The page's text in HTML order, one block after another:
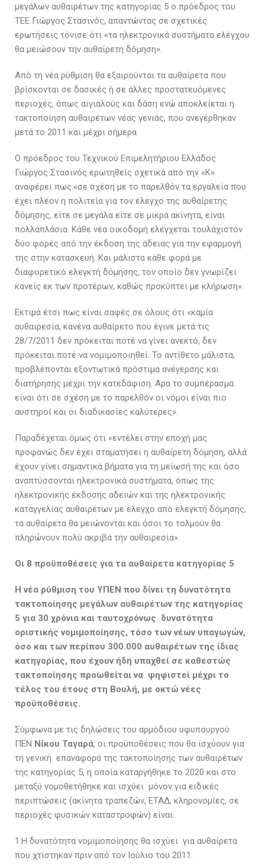
μεγάλων αυθαιρέτων της κατηγορίας 5 ο πρόεδρος του
ΤΕΕ Γιώργος Στασινός, απαντώντας σε σχετικές
ερωτήσεις τόνισε ότι «τα ηλεκτρονικά συστήματα ελέγχου
θα μειώσουν την αυθαίρετη δόμηση».
Από τη νέα ρύθμιση θα εξαιρούνται τα αυθαίρετα που
βρίσκονται σε δασικές ή σε άλλες προστατευόμενες
περιοχές, όπως αιγιαλούς και δάση ενώ αποκλείεται η
τακτοποίηση αυθαιρέτων νέας γενιάς, που ανεγέρθηκαν
μετά το 2011 και μέχρι σήμερα.
Ο πρόεδρος του Τεχνικού Επιμελητήριου Ελλάδος
Γιώργος Στασινός ερωτηθείς σχετικά από την «Κ»
αναφέρει πως:«σε σχέση με το παρελθόν τα εργαλεία που
έχει πλέον η πολιτεία για τον έλεγχο της αυθαίρετης
δόμησης, είτε σε μεγάλα είτε σε μικρά ακίνητα, είναι
πολλαπλάσια. Κάθε νέα οικοδομή ελέγχεται τουλάχιστον
δύο φορές από την έκδοση της άδειας για την εφαρμογή
της στην κατασκευή. Και μάλιστα κάθε φορά με
διαφορετικό ελεγκτή δόμησης, τον οποίο δεν γνωρίζει
κανείς εκ των προτέρων, καθώς προκύπτει με κλήρωση».
Εκτιμά έτσι πως είναι σαφές σε όλους ότι «καμία
αυθαιρεσία, κανένα αυθαίρετο που έγινε μετά τις
28/7/2011 δεν πρόκειται ποτέ να γίνει ανεκτό, δεν
πρόκειται ποτέ να νομιμοποιηθεί. Το αντίθετο μάλιστα,
προβλέπονται εξοντωτικά πρόστιμα ανέγερσης και
διατήρησης μέχρι την κατεδάφιση. Αρα το συμπέρασμα
είναι ότι σε σχέση με το παρελθόν οι νόμοι είναι πιο
αυστηροί και οι διαδικασίες καλύτερες».
Παραδέχεται όμως ότι «εντέλει στην εποχή μας
προφανώς δεν έχει σταματήσει η αυθαίρετη δόμηση, αλλά
έχουν γίνει σημαντικά βήματα για τη μείωσή της και όσο
αναπτύσσονται ηλεκτρονικά συστήματα, όπως της
ηλεκτρονικής έκδοσης αδειών και της ηλεκτρονικής
καταγγελίας αυθαιρέτων με έλεγχο από ελεγκτή δόμησης,
τα αυθαίρετα θα μειώνονται και όσοι το τολμούν θα
πληρώνουν πολύ ακριβά την αυθαιρεσία».
Οι 8 προϋποθέσεις για τα αυθαίρετα κατηγορίας 5
Η νέα ρύθμιση του ΥΠΕΝ που δίνει τη δυνατότητα
τακτοποίησης μεγάλων αυθαιρέτων της κατηγορίας
5 για 30 χρόνια και ταυτοχρόνως δυνατότητα
οριστικής νομιμοποίησης, τόσο των νέων υπαγωγών,
όσο και των περίπου 300.000 αυθαιρέτων της ίδιας
κατηγορίας, που έχουν ήδη υπαχθεί σε καθεστώς
τακτοποίησης προωθείται να ψηφιστεί μέχρι το
τέλος του έτους στη Βουλή, με οκτώ νέες
προϋποθέσεις.
Σύμφωνα με τις δηλώσεις του αρμόδιου υφυπουργού
ΠΕΝ Νίκου Ταγαρά, οι προϋποθέσεις που θα ισχύουν για
τη γενική επαναφορά της τακτοποίησης των αυθαιρέτων
της κατηγορίας 5, η οποία καταργήθηκε το 2020 και στο
μεταξύ νομοθετήθηκε και ισχύει μόνον για ειδικές
περιπτώσεις (ακίνητα τραπεζών, ΕΤΑΔ, κληρονομίες, σε
περιοχές φυσικών καταστροφών) είναι:
1.Η δυνατότητα νομιμοποίησης θα ισχύει για αυθαίρετα
που χτίστηκαν πριν από τον Ιούλιο του 2011.